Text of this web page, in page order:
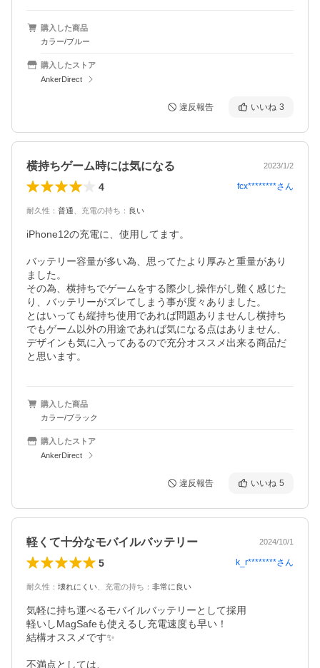
購入した商品
カラー/ブルー
購入したストア
AnkerDirect
違反報告 いいね 3
横持ちゲーム時には気になる 2023/1/2
4 fcx********さん
耐久性 ： 普通 充電の持ち ： 良い
iPhone12の充電に、使用してます。
バッテリー容量が多い為、思ってたより厚みと重量があり
ました。
その為、横持ちでゲームをする際少し操作がし難く感じた
り、バッテリーがズレてしまう事が度々ありました。
とはいっても縦持ち使用であれば問題ありませんし横持ち
でもゲーム以外の用途であれば気になる点はありません、
デザインも気に入ってあるので充分オススメ出来る商品だ
と思います。
購入した商品
カラー/ブラック
購入したストア
AnkerDirect
違反報告 いいね 5
軽くて十分なモバイルバッテリー 2024/10/1
5 k_r********さん
耐久性 ： 壊れにくい 充電の持ち ： 非常に良い
気軽に持ち運べるモバイルバッテリーとして採用
軽いしMagSafeも使えるし充電速度も早い！
結構オススメです✨
不満点としては、